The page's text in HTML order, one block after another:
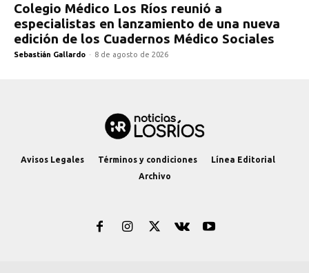
Colegio Médico Los Ríos reunió a
especialistas en lanzamiento de una nueva
edición de los Cuadernos Médico Sociales
Sebastián Gallardo - 8 de agosto de 2026
Avisos Legales Términos y condiciones
Línea Editorial
Archivo